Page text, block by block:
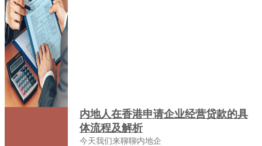
内地人在香港申请企业经营贷款的具
体流程及解析
今天我们来聊聊内地企